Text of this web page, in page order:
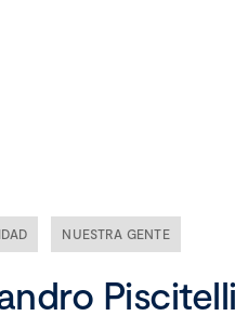
Ética y compliance
Liderazgo
NUESTRA GENTE